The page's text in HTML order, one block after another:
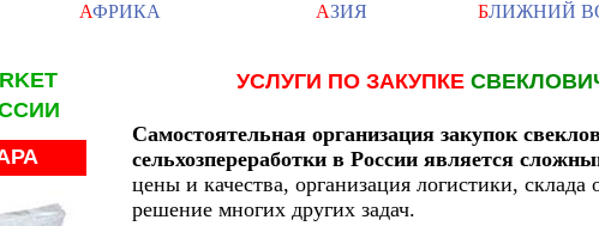
АФРИКА АЗИЯ БЛИЖНИЙ
УСЛУГИ ПО ЗАКУПКЕ
Самостоятельная организация закупок
сельхозпереработки в России является
цены и качества, организация логистики,
решение многих других задач.